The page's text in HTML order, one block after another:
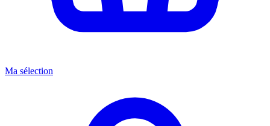
Ma sélection